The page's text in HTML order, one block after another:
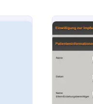
Formular Für